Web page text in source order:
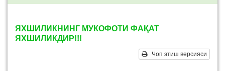
ЯХШИЛИКНИНГ МУКОФОТИ ФАҚАТ
ЯХШИЛИКДИР!!!
Чоп этиш версияси